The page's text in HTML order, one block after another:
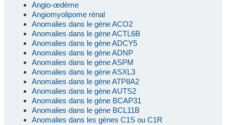
Angio-œdème
Angiomyolipome rénal
Anomalies dans le gène ACO2
Anomalies dans le gène ACTL6B
Anomalies dans le gène ADCY5
Anomalies dans le gène ADNP
Anomalies dans le gène ASPM
Anomalies dans le gène ASXL3
Anomalies dans le gène ATP8A2
Anomalies dans le gène AUTS2
Anomalies dans le gène BCAP31
Anomalies dans le gène BCL11B
Anomalies dans les gènes C1S ou C1R